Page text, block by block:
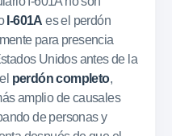
I-601A es el perdón
para presencia
Unidos antes de la
perdón completo,
amplio de causales
de personas y